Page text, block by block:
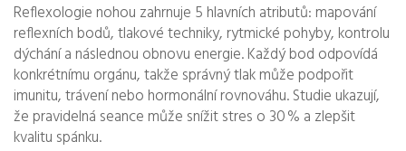
Reflexologie nohou zahrnuje 5 hlavních atributů: mapování
reflexních bodů, tlakové techniky, rytmické pohyby, kontrolu
dýchání a následnou obnovu energie. Každý bod odpovídá
konkrétnímu orgánu, takže správný tlak může podpořit
imunitu, trávení nebo hormonální rovnováhu. Studie ukazují,
že pravidelná seance může snížit stres o 30 % a zlepšit
kvalitu spánku.